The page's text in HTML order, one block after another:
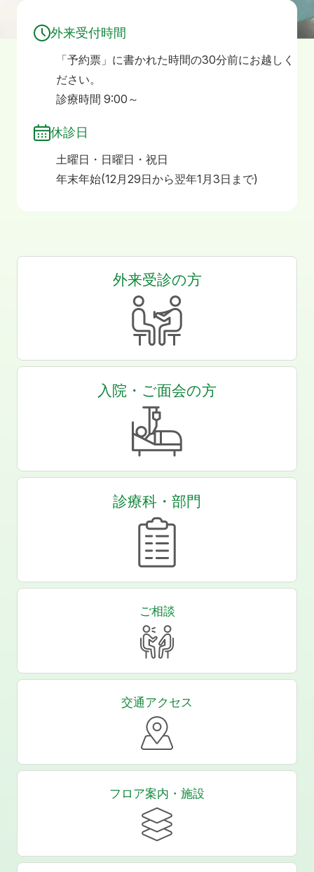
外来受付時間
「予約票」に書かれた時間の30分前にお越しく
ださい。
診療時間 9:00～
休診日
土曜日・日曜日・祝日
年末年始(12月29日から翌年1月3日まで)
外来受診の方
入院・ご面会の方
診療科・部門
ご相談
交通アクセス
フロア案内・施設